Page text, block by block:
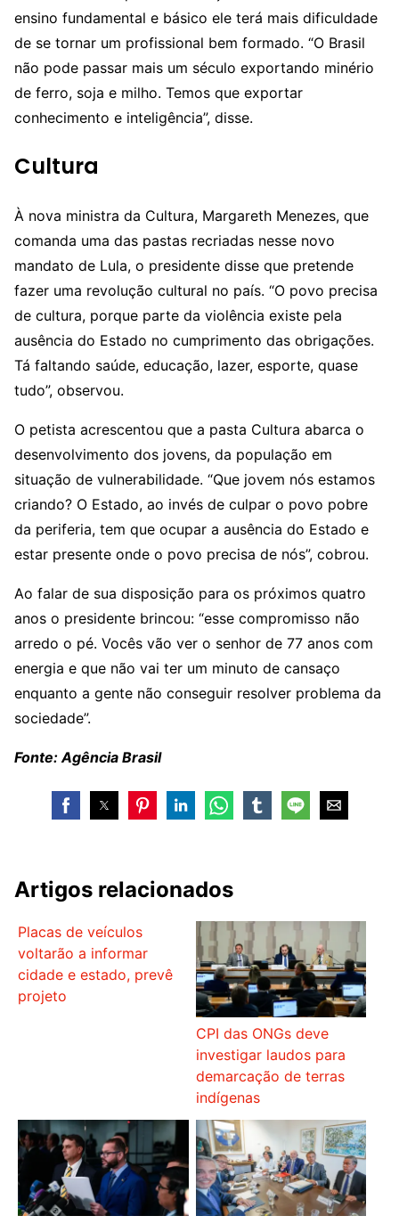
ensino fundamental e básico ele terá mais dificuldade
de se tornar um profissional bem formado. “O Brasil
não pode passar mais um século exportando minério
de ferro, soja e milho. Temos que exportar
conhecimento e inteligência”, disse.
Cultura
À nova ministra da Cultura, Margareth Menezes, que
comanda uma das pastas recriadas nesse novo
mandato de Lula, o presidente disse que pretende
fazer uma revolução cultural no país. “O povo precisa
de cultura, porque parte da violência existe pela
ausência do Estado no cumprimento das obrigações.
Tá faltando saúde, educação, lazer, esporte, quase
tudo”, observou.
O petista acrescentou que a pasta Cultura abarca o
desenvolvimento dos jovens, da população em
situação de vulnerabilidade. “Que jovem nós estamos
criando? O Estado, ao invés de culpar o povo pobre
da periferia, tem que ocupar a ausência do Estado e
estar presente onde o povo precisa de nós”, cobrou.
Ao falar de sua disposição para os próximos quatro
anos o presidente brincou: “esse compromisso não
arredo o pé. Vocês vão ver o senhor de 77 anos com
energia e que não vai ter um minuto de cansaço
enquanto a gente não conseguir resolver problema da
sociedade”.
Fonte: Agência Brasil
Artigos relacionados
Placas de veículos
voltarão a informar
cidade e estado, prevê
projeto
CPI das ONGs deve
investigar laudos para
demarcação de terras
indígenas